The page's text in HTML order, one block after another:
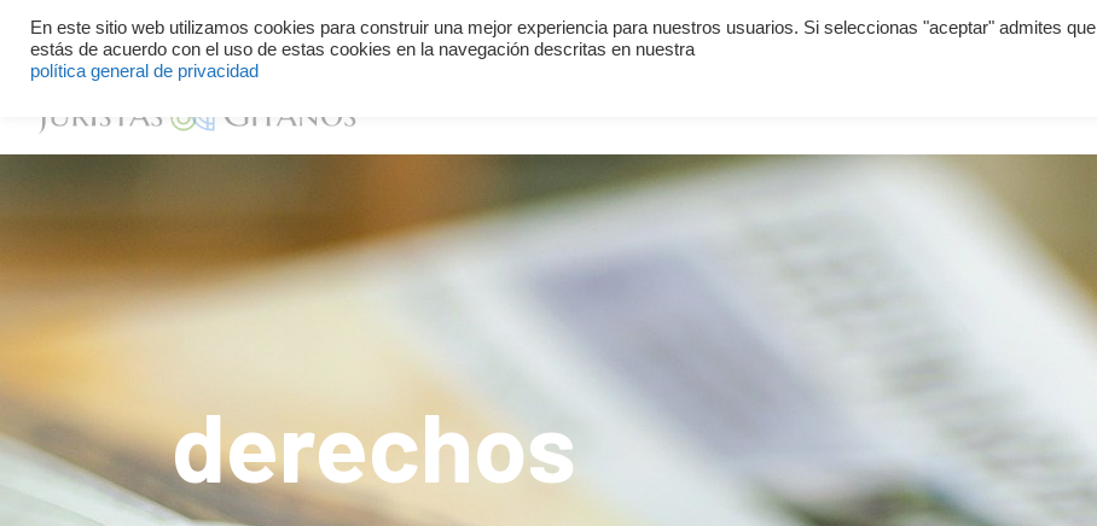
Defend your identity and your rights +34 614 34 59 13
derechos
En este sitio web utilizamos cookies para construir una mejor experiencia para nuestros usuarios. Si seleccionas "aceptar" admites que
estás de acuerdo con el uso de estas cookies en la navegación descritas en nuestra
política general de privacidad